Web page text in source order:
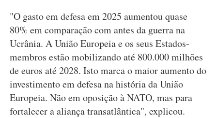
"O gasto em defesa em 2025 aumentou quase
80% em comparação com antes da guerra na
Ucrânia. A União Europeia e os seus Estados-
membros estão mobilizando até 800.000 milhões
de euros até 2028. Isto marca o maior aumento do
investimento em defesa na história da União
Europeia. Não em oposição à NATO, mas para
fortalecer a aliança transatlântica", explicou.